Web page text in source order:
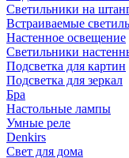
Светильники на
Встраиваемые
Настенное освещение
Светильники
Подсветка для картин
Подсветка для зеркал
Бра
Настольные лампы
Умные реле
Denkirs
Свет для дома